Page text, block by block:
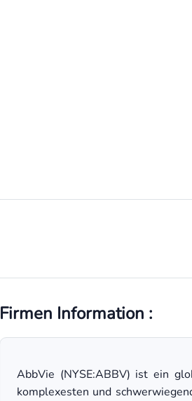
Firmen Information :
AbbVie (NYSE:ABBV) ist ein
komplexesten und